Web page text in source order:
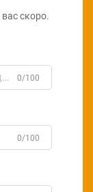
скоро.
0/100
0/100